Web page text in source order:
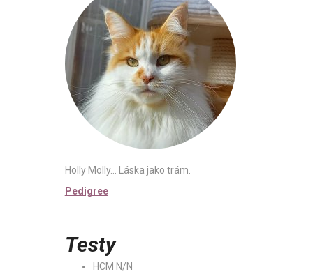
Holly Molly... Láska jako trám.
Pedigree
Testy
HCM N/N